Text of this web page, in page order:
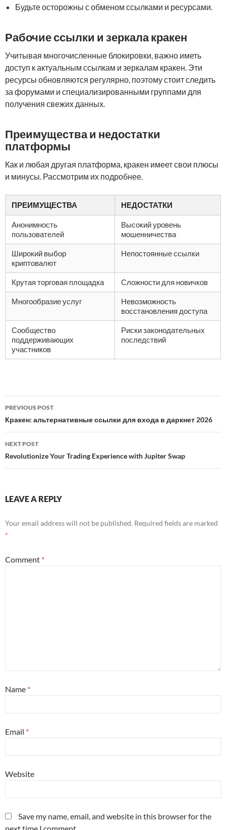
Будьте осторожны с обменом ссылками и ресурсами.
Рабочие ссылки и зеркала кракен
Учитывая многочисленные блокировки, важно иметь
доступ к актуальным ссылкам и зеркалам кракен. Эти
ресурсы обновляются регулярно, поэтому стоит следить
за форумами и специализированными группами для
получения свежих данных.
Преимущества и недостатки
платформы
Как и любая другая платформа, кракен имеет свои плюсы
и минусы. Рассмотрим их подробнее.
ПРЕИМУЩЕСТВА НЕДОСТАТКИ
Анонимность
пользователей
Высокий уровень
мошенничества
Широкий выбор
криптовалют
Непостоянные ссылки
Крутая торговая площадка Сложности для новичков
Многообразие услуг
Невозможность
восстановления доступа
Сообщество
поддерживающих
участников
Риски законодательных
последствий
Post
navigation
PREVIOUS POST
Кракен: альтернативные ссылки для входа в даркнет 2026
NEXT POST
Revolutionize Your Trading Experience with Jupiter Swap
LEAVE A REPLY
Your email address will not be published. Required fields are marked
*
Comment *
Name *
Email *
Website
Save my name, email, and website in this browser for the